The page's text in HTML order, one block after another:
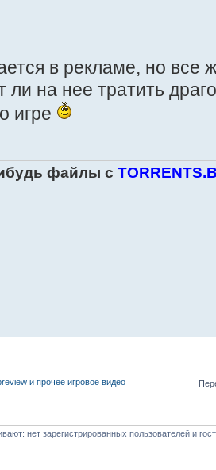
в рекламе, но все
ли на нее тратить
игре
файлы с
и прочее игровое видео
нет зарегистрированных пользователей и